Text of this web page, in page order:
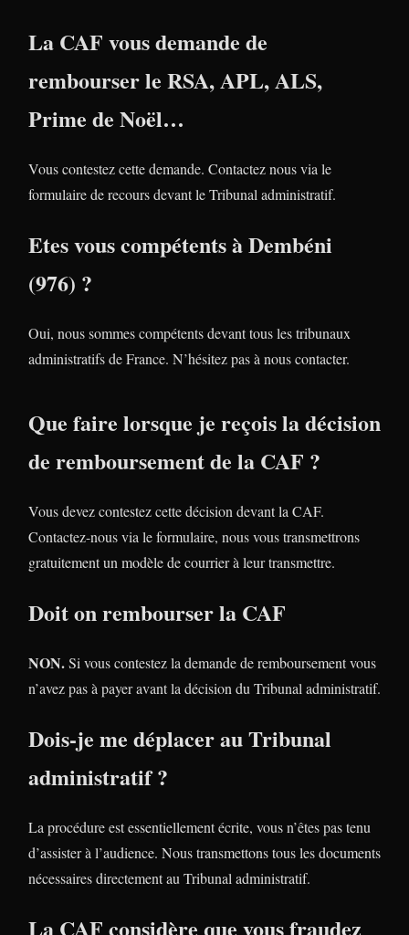
La CAF vous demande de
rembourser le RSA, APL, ALS,
Prime de Noël…
Vous contestez cette demande. Contactez nous via le
formulaire de recours devant le Tribunal administratif.
Etes vous compétents à Dembéni
(976) ?
Oui, nous sommes compétents devant tous les tribunaux
administratifs de France. N’hésitez pas à nous contacter.
Que faire lorsque je reçois la décision
de remboursement de la CAF ?
Vous devez contestez cette décision devant la CAF.
Contactez-nous via le formulaire, nous vous transmettrons
gratuitement un modèle de courrier à leur transmettre.
Doit on rembourser la CAF
NON.Si vous contestez la demande de remboursement vous
n’avez pas à payer avant la décision du Tribunal administratif.
Dois-je me déplacer au Tribunal
administratif ?
La procédure est essentiellement écrite, vous n’êtes pas tenu
d’assister à l’audience. Nous transmettons tous les documents
nécessaires directement au Tribunal administratif.
La CAF considère que vous fraudez